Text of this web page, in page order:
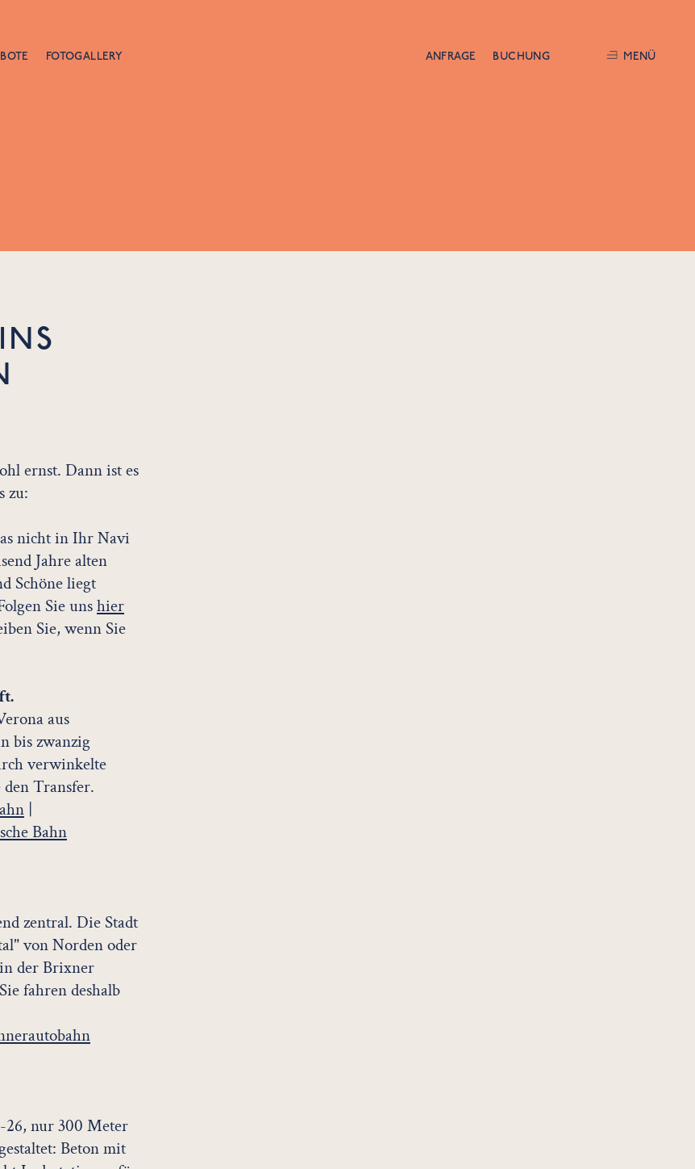
FOTOGALLERY ANFRAGE BUCHUNG MENÜ
ernst. Dann ist es
zu:
nicht in Ihr Navi
Jahre alten
Schöne liegt
Sie unshier
Sie, wenn Sie
aus
bis zwanzig
verwinkelte
Transfer.
Bahn
zentral. Die Stadt
von Norden oder
der Brixner
fahren deshalb
26, nur 300 Meter
Beton mit